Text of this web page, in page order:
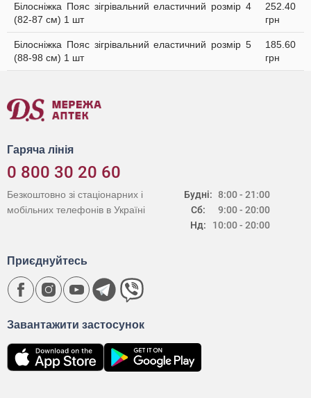
Білосніжка Пояс зігрівальний еластичний розмір 4
(82-87 см) 1 шт
252.40
грн
Білосніжка Пояс зігрівальний еластичний розмір 5
(88-98 см) 1 шт
185.60
грн
Гаряча лінія
0 800 30 20 60
Будні:
Сб:
Нд:
8:00 - 21:00
9:00 - 20:00
10:00 - 20:00
Безкоштовно зі стаціонарних і
мобільних телефонів в Україні
Завантажити застосунок
Приєднуйтесь